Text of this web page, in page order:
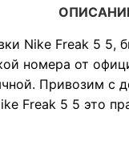
Nike Freak 5 5,
номера от
Привозим с
Freak 5 5 это